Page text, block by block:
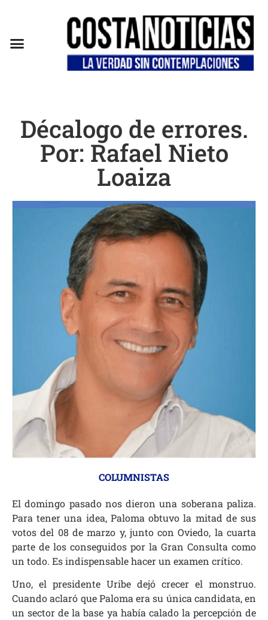
Décalogo de errores.
Por: Rafael Nieto
Loaiza
COLUMNISTAS
El domingo pasado nos dieron una soberana paliza.
Para tener una idea, Paloma obtuvo la mitad de sus
votos del 08 de marzo y, junto con Oviedo, la cuarta
parte de los conseguidos por la Gran Consulta como
un todo. Es indispensable hacer un examen crítico.
Uno, el presidente Uribe dejó crecer el monstruo.
Cuando aclaró que Paloma era su única candidata, en
un sector de la base ya había calado la percepción de